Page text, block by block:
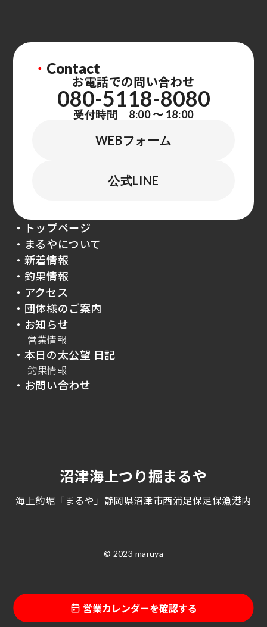
営業カレンダーを確認する
・ Contact
お電話での問い合わせ
080-5118-8080
受付時間 8:00 〜 18:00
WEBフォーム
公式LINE
・トップページ
・まるやについて
・新着情報
・釣果情報
・アクセス
・団体様のご案内
・お知らせ
営業情報
・本日の太公望 日記
釣果情報
・お問い合わせ
沼津海上つり掘まるや
海上釣堀「まるや」静岡県沼津市西浦足保足保漁港内
© 2023 maruya